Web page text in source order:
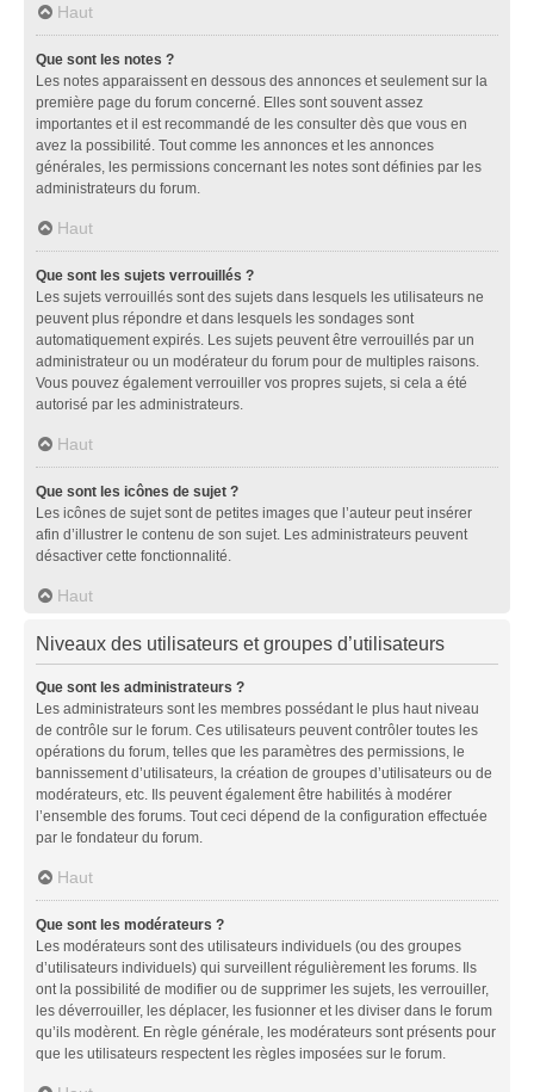
Haut
Que sont les notes ?
Les notes apparaissent en dessous des annonces et seulement sur la
première page du forum concerné. Elles sont souvent assez
importantes et il est recommandé de les consulter dès que vous en
avez la possibilité. Tout comme les annonces et les annonces
générales, les permissions concernant les notes sont définies par les
administrateurs du forum.
Haut
Que sont les sujets verrouillés ?
Les sujets verrouillés sont des sujets dans lesquels les utilisateurs ne
peuvent plus répondre et dans lesquels les sondages sont
automatiquement expirés. Les sujets peuvent être verrouillés par un
administrateur ou un modérateur du forum pour de multiples raisons.
Vous pouvez également verrouiller vos propres sujets, si cela a été
autorisé par les administrateurs.
Haut
Que sont les icônes de sujet ?
Les icônes de sujet sont de petites images que l’auteur peut insérer
afin d’illustrer le contenu de son sujet. Les administrateurs peuvent
désactiver cette fonctionnalité.
Haut
Niveaux des utilisateurs et groupes d’utilisateurs
Que sont les administrateurs ?
Les administrateurs sont les membres possédant le plus haut niveau
de contrôle sur le forum. Ces utilisateurs peuvent contrôler toutes les
opérations du forum, telles que les paramètres des permissions, le
bannissement d’utilisateurs, la création de groupes d’utilisateurs ou de
modérateurs, etc. Ils peuvent également être habilités à modérer
l’ensemble des forums. Tout ceci dépend de la configuration effectuée
par le fondateur du forum.
Haut
Que sont les modérateurs ?
Les modérateurs sont des utilisateurs individuels (ou des groupes
d’utilisateurs individuels) qui surveillent régulièrement les forums. Ils
ont la possibilité de modifier ou de supprimer les sujets, les verrouiller,
les déverrouiller, les déplacer, les fusionner et les diviser dans le forum
qu’ils modèrent. En règle générale, les modérateurs sont présents pour
que les utilisateurs respectent les règles imposées sur le forum.